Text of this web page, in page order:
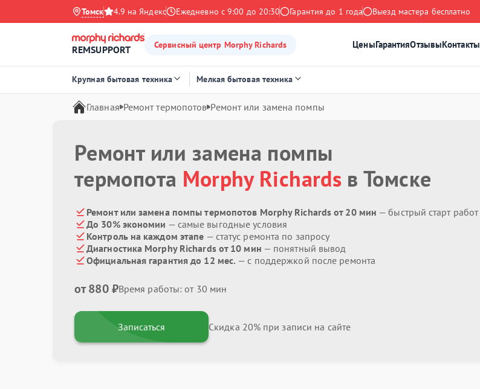
Томск 4.9 на Яндекс Ежедневно с 9:00 до 20:30 Гарантия до 1 года Выезд мастера бесплатно
REMSUPPORT Сервисный центр Morphy Richards ЦеныГарантияОтзывыКонтакты
Крупная бытовая техника Мелкая бытовая техника
Главная Ремонт термопотов Ремонт или замена помпы
Ремонт или замена помпы
термопота Morphy Richards в Томске
Ремонт или замена помпы термопотов Morphy Richards от 20 мин — быстрый старт работ
До 30% экономии — самые выгодные условия
Контроль на каждом этапе — статус ремонта по запросу
Диагностика Morphy Richards от 10 мин — понятный вывод
Официальная гарантия до 12 мес. — с поддержкой после ремонта
от 880 ₽Время работы: от 30 мин
Записаться Скидка 20% при записи на сайте